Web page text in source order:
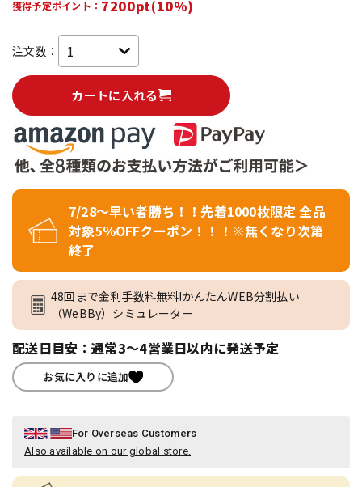
獲得予定ポイント： 7200pt(10%)
注文数：
カートに入れる
7/28～早い者勝ち！！先着1000枚限定 全品
対象5％OFFクーポン！！！※無くなり次第
終了
48回まで金利手数料無料!かんたんWEB分割払い
（WeBBy）シミュレーター
配送日目安：通常3～4営業日以内に発送予定
お気に入りに追加
For Overseas Customers
Also available on our global store.